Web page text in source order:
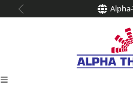
springen